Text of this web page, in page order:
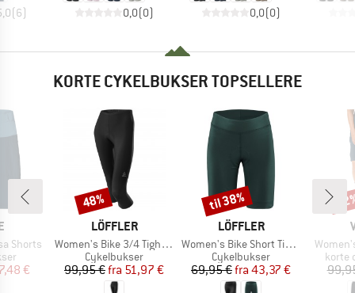
(6)
0,0(0)
0,0(0)
KORTE CYKELBUKSER TOPSELLERE
Shorts
pris
€
MÆRKE
LÖFFLER
Artikel
Women's Bike 3/4 Tights Basic
Produktgruppe
Cykelbukser
Pris
99,95 € Nedsat pris
fra 51,97 €
Rabat
48%
MÆRKE
LÖFFLER
Artikel
Women's Bike Short Tights Tour
Produktgruppe
Cykelbukser
Pris
69,95 € Nedsat pris
fra 43,37 €
Rabat
til 38%
Artikel
korte